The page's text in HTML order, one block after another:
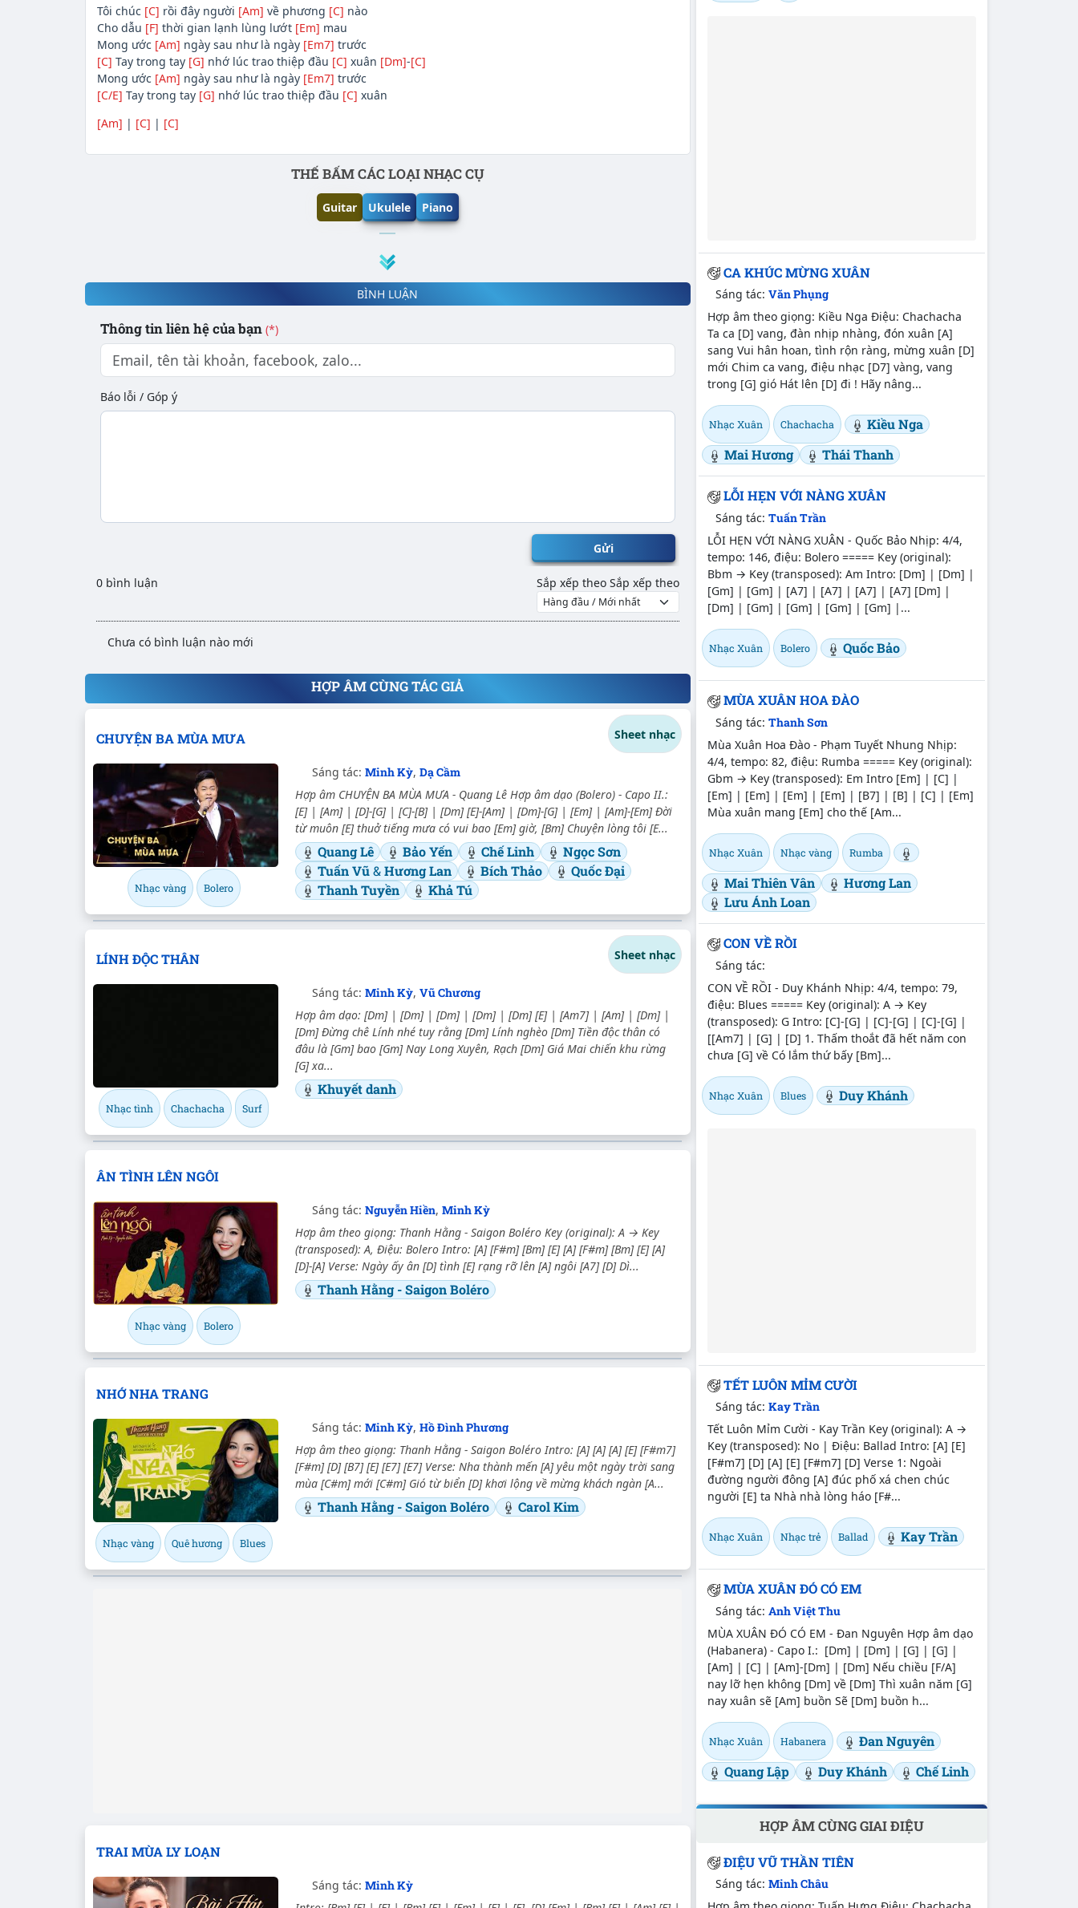
Tôi chúc [C] rồi đây người [Am] về phương [C] nào
Cho dẫu [F] thời gian lạnh lùng lướt [Em] mau
Mong ước [Am] ngày sau như là ngày [Em7] trước
[C] Tay trong tay [G] nhớ lúc trao thiệp đầu [C] xuân [Dm]-[C]
Mong ước [Am] ngày sau như là ngày [Em7] trước
[C/E] Tay trong tay [G] nhớ lúc trao thiệp đầu [C] xuân
[Am] | [C] | [C]
THẾ BẤM CÁC LOẠI NHẠC CỤ
Guitar Ukulele Piano
BÌNH LUẬN
Thông tin liên hệ của bạn (*)
Báo lỗi / Góp ý
Gửi
0 bình luận Sắp xếp theo Sắp xếp theo
Chưa có bình luận nào mới
HỢP ÂM CÙNG TÁC GIẢ
CHUYỆN BA MÙA MƯA Sheet nhạc
Nhạc vàng Bolero
Sáng tác: Minh Kỳ, Dạ Cầm
Hợp âm CHUYỆN BA MÙA MƯA - Quang Lê Hợp âm dạo (Bolero) - Capo II.:
[E] | [Am] | [D]-[G] | [C]-[B] | [Dm] [E]-[Am] | [Dm]-[G] | [Em] | [Am]-[Em] Đời
từ muôn [E] thuở tiếng mưa có vui bao [Em] giờ, [Bm] Chuyện lòng tôi [E...
Quang Lê Bảo Yến Chế Linh
Ngọc Sơn
Tuấn Vũ&Hương Lan Bích Thảo
Quốc Đại
Thanh Tuyền
Khả Tú
LÍNH ĐỘC THÂN Sheet nhạc
Nhạc tình Chachacha Surf
Sáng tác: Minh Kỳ, Vũ Chương
Hợp âm dạo: [Dm] | [Dm] | [Dm] | [Dm] | [Dm] [E] | [Am7] | [Am] | [Dm] |
[Dm] Đừng chê Lính nhé tuy rằng [Dm] Lính nghèo [Dm] Tiền độc thân có
đâu là [Gm] bao [Gm] Nay Long Xuyên, Rạch [Dm] Giá Mai chiến khu rừng
[G] xa...
Khuyết danh
ÂN TÌNH LÊN NGÔI
Nhạc vàng Bolero
Sáng tác: Nguyễn Hiền, Minh Kỳ
Hợp âm theo giọng: Thanh Hằng - Saigon Boléro Key (original): A → Key
(transposed): A, Điệu: Bolero Intro: [A] [F#m] [Bm] [E] [A] [F#m] [Bm] [E] [A]
[D]-[A] Verse: Ngày ấy ân [D] tình [E] rạng rỡ lên [A] ngôi [A7] [D] Dì...
Thanh Hằng - Saigon Boléro
NHỚ NHA TRANG
Nhạc vàng Quê hương Blues
Sáng tác: Minh Kỳ, Hồ Đình Phương
Hợp âm theo giọng: Thanh Hằng - Saigon Boléro Intro: [A] [A] [A] [E] [F#m7]
[F#m] [D] [B7] [E] [E7] [E7] Verse: Nha thành mến [A] yêu một ngày trời sang
mùa [C#m] mới [C#m] Gió từ biển [D] khơi lộng về mừng khách ngàn [A...
Thanh Hằng - Saigon Boléro Carol Kim
TRAI MÙA LY LOẠN
Sáng tác: Minh Kỳ
CA KHÚC MỪNG XUÂN
Sáng tác:Văn Phụng
Hợp âm theo giọng: Kiều Nga Điệu: Chachacha
Ta ca [D] vang, đàn nhịp nhàng, đón xuân [A]
sang Vui hân hoan, tình rộn ràng, mừng xuân [D]
mới Chim ca vang, điệu nhạc [D7] vàng, vang
trong [G] gió Hát lên [D] đi ! Hãy nâng...
Nhạc Xuân Chachacha
Kiều Nga
Mai Hương
Thái Thanh
LỖI HẸN VỚI NÀNG XUÂN
Sáng tác:Tuấn Trần
LỖI HẸN VỚI NÀNG XUÂN - Quốc Bảo Nhịp: 4/4,
tempo: 146, điệu: Bolero ===== Key (original):
Bbm → Key (transposed): Am Intro: [Dm] | [Dm] |
[Gm] | [Gm] | [A7] | [A7] | [A7] | [A7] [Dm] |
[Dm] | [Gm] | [Gm] | [Gm] | [Gm] |...
Nhạc Xuân Bolero Quốc Bảo
MÙA XUÂN HOA ĐÀO
Sáng tác:Thanh Sơn
Mùa Xuân Hoa Đào - Phạm Tuyết Nhung Nhịp:
4/4, tempo: 82, điệu: Rumba ===== Key (original):
Gbm → Key (transposed): Em Intro [Em] | [C] |
[Em] | [Em] | [Em] | [Em] | [B7] | [B] | [C] | [Em]
Mùa xuân mang [Em] cho thế [Am...
Nhạc Xuân Nhạc vàng Rumba
Mai Thiên Vân
Hương Lan
Lưu Ánh Loan
CON VỀ RỒI
Sáng tác:
CON VỀ RỒI - Duy Khánh Nhịp: 4/4, tempo: 79,
điệu: Blues ===== Key (original): A → Key
(transposed): G Intro: [C]-[G] | [C]-[G] | [C]-[G] |
[[Am7] | [G] | [D] 1. Thấm thoắt đã hết năm con
chưa [G] về Có lắm thứ bấy [Bm]...
Nhạc Xuân Blues Duy Khánh
TẾT LUÔN MỈM CƯỜI
Sáng tác:Kay Trần
Tết Luôn Mỉm Cười - Kay Trần Key (original): A →
Key (transposed): No | Điệu: Ballad Intro: [A] [E]
[F#m7] [D] [A] [E] [F#m7] [D] Verse 1: Ngoài
đường người đông [A] đúc phố xá chen chúc
người [E] ta Nhà nhà lòng háo [F#...
Nhạc Xuân Nhạc trẻ Ballad Kay Trần
MÙA XUÂN ĐÓ CÓ EM
Sáng tác:Anh Việt Thu
MÙA XUÂN ĐÓ CÓ EM - Đan Nguyên Hợp âm dạo
(Habanera) - Capo I.: [Dm] | [Dm] | [G] | [G] |
[Am] | [C] | [Am]-[Dm] | [Dm] Nếu chiều [F/A]
nay lỡ hẹn không [Dm] về [Dm] Thì xuân năm [G]
nay xuân sẽ [Am] buồn Sẽ [Dm] buồn h...
Nhạc Xuân Habanera
Đan Nguyên
Quang Lập
Duy Khánh Chế Linh
HỢP ÂM CÙNG GIAI ĐIỆU
ĐIỆU VŨ THẦN TIÊN
Sáng tác:Minh Châu